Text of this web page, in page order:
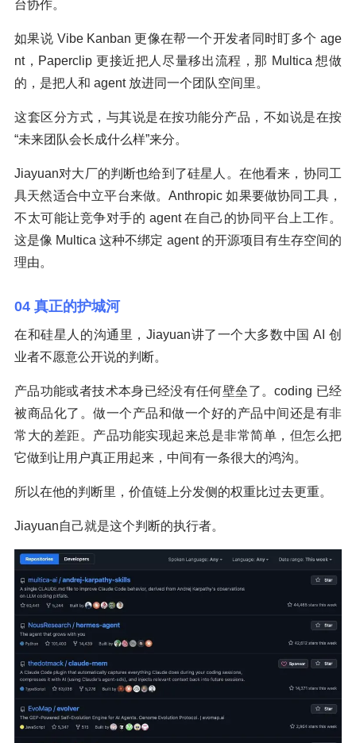
台协作。
如果说 Vibe Kanban 更像在帮一个开发者同时盯多个 age
nt，Paperclip 更接近把人尽量移出流程，那 Multica 想做
的，是把人和 agent 放进同一个团队空间里。
这套区分方式，与其说是在按功能分产品，不如说是在按
“未来团队会长成什么样”来分。
Jiayuan对大厂的判断也给到了硅星人。在他看来，协同工
具天然适合中立平台来做。Anthropic 如果要做协同工具，
不太可能让竞争对手的 agent 在自己的协同平台上工作。
这是像 Multica 这种不绑定 agent 的开源项目有生存空间的
理由。
04 真正的护城河
在和硅星人的沟通里，Jiayuan讲了一个大多数中国 AI 创
业者不愿意公开说的判断。
产品功能或者技术本身已经没有任何壁垒了。coding 已经
被商品化了。做一个产品和做一个好的产品中间还是有非
常大的差距。产品功能实现起来总是非常简单，但怎么把
它做到让用户真正用起来，中间有一条很大的鸿沟。
所以在他的判断里，价值链上分发侧的权重比过去更重。
Jiayuan自己就是这个判断的执行者。